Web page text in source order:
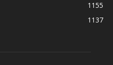
1155
1137